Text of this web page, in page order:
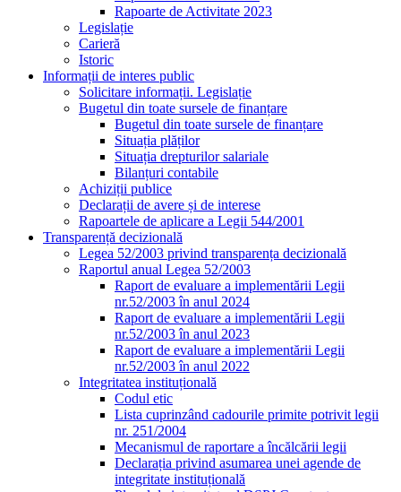
Rapoarte de Activitate 2023
Legislație
Carieră
Istoric
Informații de interes public
Solicitare informații. Legislație
Bugetul din toate sursele de finanțare
Bugetul din toate sursele de finanțare
Situația plăților
Situația drepturilor salariale
Bilanțuri contabile
Achiziții publice
Declarații de avere și de interese
Rapoartele de aplicare a Legii 544/2001
Transparență decizională
Legea 52/2003 privind transparența decizională
Raportul anual Legea 52/2003
Raport de evaluare a implementării Legii
nr.52/2003 în anul 2024
Raport de evaluare a implementării Legii
nr.52/2003 în anul 2023
Raport de evaluare a implementării Legii
nr.52/2003 în anul 2022
Integritatea instituțională
Codul etic
Lista cuprinzând cadourile primite potrivit legii
nr. 251/2004
Mecanismul de raportare a încălcării legii
Declarația privind asumarea unei agende de
integritate instituțională